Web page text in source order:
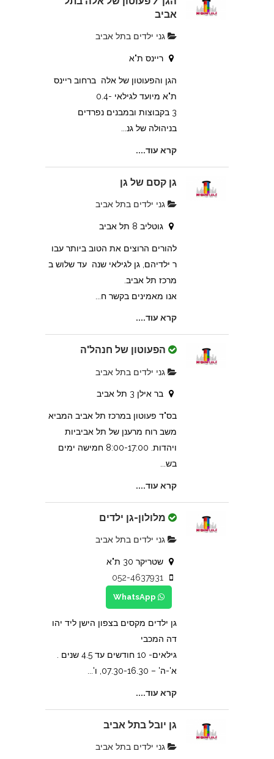
אביב
גני ילדים בתל אביב
ריינס ת"א
הגן והפעוטון של אלה ברחוב ריינס
ת"א מיועד לגילאי 0.4-
3 בקבוצות ובמבנים נפרדים
בניהולה של גנ...
קרא עוד....
גן קסם של גן
גני ילדים בתל אביב
גוטליב 8 תל אביב
להורים הרוצים את הטוב ביותר עבו
ר ילדיהם, גן לגילאי שנה עד שלוש ב
מרכז תל אביב.
אנו מאמינים בקשר ח...
קרא עוד....
הפעוטון של חנהל'ה
גני ילדים בתל אביב
בר אילן 3 תל אביב
בס"ד פעוטון במרכז תל אביב המביא
משב רוח מרענן של תל אביביות
ויהדות. 8:00-17:00 חמישה ימים
בש...
קרא עוד....
מלולון-גן ילדים
גני ילדים בתל אביב
שטריקר 30 ת"א
052-4637931
גן ילדים מקסים בצפון הישן ליד יהו
דה המכבי
גילאים- 10 חודשים עד 4.5 שנים .
א'-ה' – 07.30-16.30, ו'...
קרא עוד....
גן יובל בתל אביב
גני ילדים בתל אביב